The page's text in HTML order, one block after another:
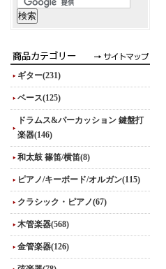
ギター(231)
ベース(125)
ドラムス&パーカッション 鍵盤打
楽器(146)
和太鼓 篠笛/横笛(8)
ピアノ/キーボード/オルガン(115)
クラシック・ピアノ(67)
木管楽器(568)
金管楽器(126)